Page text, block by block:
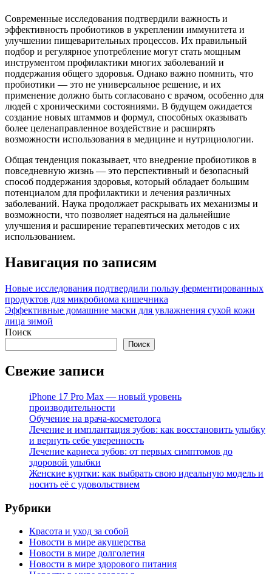
Современные исследования подтвердили важность и
эффективность пробиотиков в укреплении иммунитета и
улучшении пищеварительных процессов. Их правильный
подбор и регулярное употребление могут стать мощным
инструментом профилактики многих заболеваний и
поддержания общего здоровья. Однако важно помнить, что
пробиотики — это не универсальное решение, и их
применение должно быть согласовано с врачом, особенно для
людей с хроническими состояниями. В будущем ожидается
создание новых штаммов и формул, способных оказывать
более целенаправленное воздействие и расширять
возможности использования в медицине и нутрициологии.
Общая тенденция показывает, что внедрение пробиотиков в
повседневную жизнь — это перспективный и безопасный
способ поддержания здоровья, который обладает большим
потенциалом для профилактики и лечения различных
заболеваний. Наука продолжает раскрывать их механизмы и
возможности, что позволяет надеяться на дальнейшие
улучшения и расширение терапевтических методов с их
использованием.
Навигация по записям
Новые исследования подтвердили пользу ферментированных
продуктов для микробиома кишечника
Эффективные домашние маски для увлажнения сухой кожи
лица зимой
Поиск
Поиск
Свежие записи
iPhone 17 Pro Max — новый уровень
производительности
Обучение на врача-косметолога
Лечение и имплантация зубов: как восстановить улыбку
и вернуть себе уверенность
Лечение кариеса зубов: от первых симптомов до
здоровой улыбки
Женские куртки: как выбрать свою идеальную модель и
носить её с удовольствием
Рубрики
Красота и уход за собой
Новости в мире акушерства
Новости в мире долголетия
Новости в мире здорового питания